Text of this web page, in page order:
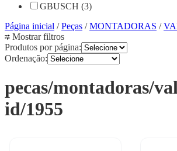
GBUSCH (3)
Página inicial /Peças /MONTADORAS /
Mostrar filtros
Produtos por página:
Ordenação:
pecas/montadoras/
id/1955